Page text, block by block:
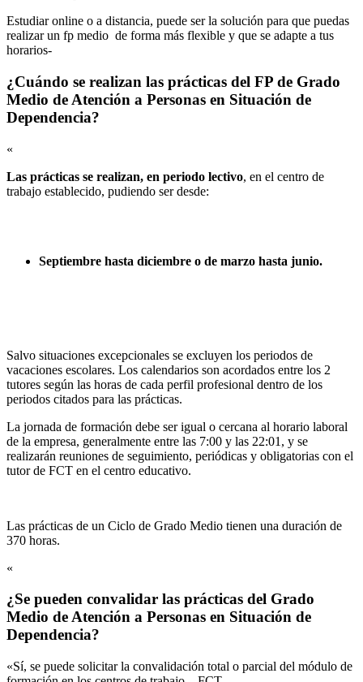
Estudiar online o a distancia, puede ser la solución para que puedas
realizar un fp medio de forma más flexible y que se adapte a tus
horarios-
¿Cuándo se realizan las prácticas del FP de Grado
Medio de Atención a Personas en Situación de
Dependencia?
«
Las prácticas se realizan, en periodo lectivo, en el centro de
trabajo establecido, pudiendo ser desde:
Septiembre hasta diciembre o de marzo hasta junio.
Salvo situaciones excepcionales se excluyen los periodos de
vacaciones escolares. Los calendarios son acordados entre los 2
tutores según las horas de cada perfil profesional dentro de los
periodos citados para las prácticas.
La jornada de formación debe ser igual o cercana al horario laboral
de la empresa, generalmente entre las 7:00 y las 22:01, y se
realizarán reuniones de seguimiento, periódicas y obligatorias con el
tutor de FCT en el centro educativo.
Las prácticas de un Ciclo de Grado Medio tienen una duración de
370 horas.
«
¿Se pueden convalidar las prácticas del Grado
Medio de Atención a Personas en Situación de
Dependencia?
«Sí, se puede solicitar la convalidación total o parcial del módulo de